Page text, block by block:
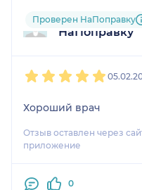
Пользователь
НаПоправку
Проверен НаПоправку
Хороший врач
Отзыв оставлен через
приложение
0